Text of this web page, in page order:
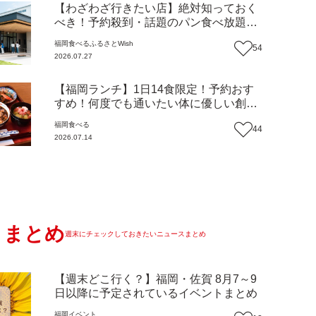
【わざわざ行きたい店】絶対知っておく
べき！予約殺到・話題のパン食べ放題が
ン『bound garden』（福岡・新宮町）
福岡食べるふるさとWish
2026.07.27
54
【福岡ランチ】1日14食限定！予約おす
すめ！何度でも通いたい体に優しい創作
市）【まち歩き】
福岡食べる
2026.07.14
44
まとめ週末にチェックしておきたいニュースまとめ
【週末どこ行く？】福岡・佐賀 8月7～9
日以降に予定されているイベントまとめ
福岡 イベント